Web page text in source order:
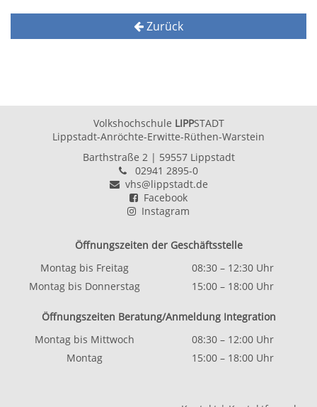
Zurück
Volkshochschule LIPPSTADT
Lippstadt-Anröchte-Erwitte-Rüthen-Warstein
Barthstraße 2| 59557 Lippstadt
02941 2895-0
vhs@lippstadt.de
Facebook
Instagram
Öffnungszeiten der Geschäftsstelle
Montag bis Freitag
08:30 – 12:30 Uhr
Montag bis Donnerstag
15:00 – 18:00 Uhr
Öffnungszeiten Beratung/Anmeldung Integration
Montag bis Mittwoch
08:30 – 12:00 Uhr
Montag
15:00 – 18:00 Uhr